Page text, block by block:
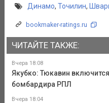
Динамо, Точилин,
bookmaker-ratings.ru
ЧИТАЙТЕ ТАКЖЕ:
Вчера 18:08
Якубко: Тюкавин
бомбардира РПЛ
Вчера 18:04